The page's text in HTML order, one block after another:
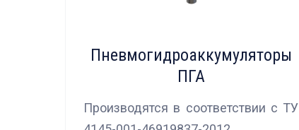
Пневмогидроаккумуляторы
ПГА
Производятся в соответствии с ТУ